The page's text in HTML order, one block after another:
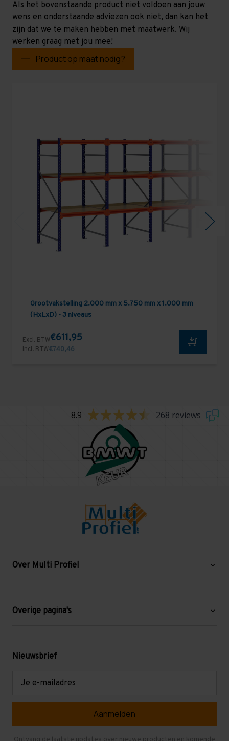
Als het bovenstaande product niet voldoen aan jouw
wens en onderstaande adviezen ook niet, dan kan het
zijn dat we te maken hebben met maatwerk. Wij
werken graag met jou mee!
Product op maat nodig?
Grootvakstelling 2.000 mm x 5.750 mm x 1.000 mm
(HxLxD) - 3 niveaus
Excl. BTW€611,95
Incl. BTW€740,46
8.9 268 reviews
Over Multi Profiel
Blog
Levering en afhalen
Overige pagina's
Mezzanine
Gebruikte entresolvloeren
Nieuwsbrief